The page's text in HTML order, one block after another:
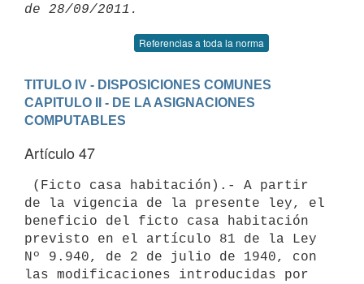
Referencias a toda la norma
TITULO IV - DISPOSICIONES COMUNES
CAPITULO II - DE LA ASIGNACIONES
COMPUTABLES
Artículo 47
de la vigencia de la presente ley, el
beneficio del ficto casa habitación
previsto en el artículo 81 de la Ley
Nº 9.940, de 2 de julio de 1940, con
las modificaciones introducidas por